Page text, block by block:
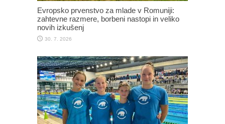
Evropsko prvenstvo za mlade v Romuniji:
zahtevne razmere, borbeni nastopi in veliko
novih izkušenj
30. 7. 2026